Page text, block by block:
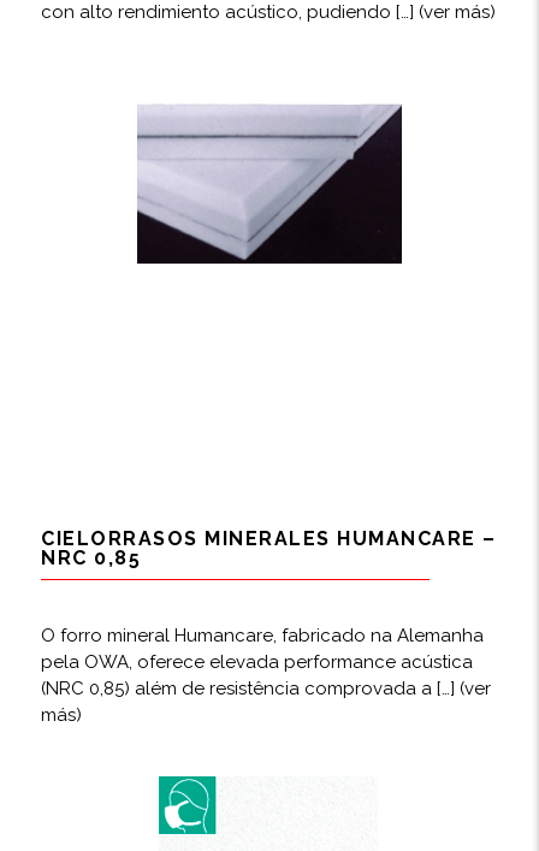
con alto rendimiento acústico, pudiendo […] (ver más)
CIELORRASOS MINERALES HUMANCARE –
NRC 0,85
O forro mineral Humancare, fabricado na Alemanha
pela OWA, oferece elevada performance acústica
(NRC 0,85) além de resistência comprovada a […] (ver
más)